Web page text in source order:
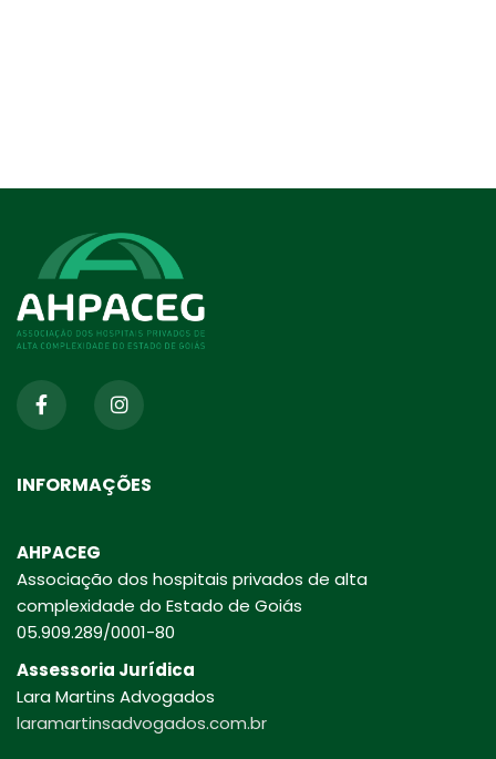
INFORMAÇÕES
AHPACEG
Associação dos hospitais privados de alta
complexidade do Estado de Goiás
05.909.289/0001-80
Assessoria Jurídica
Lara Martins Advogados
laramartinsadvogados.com.br